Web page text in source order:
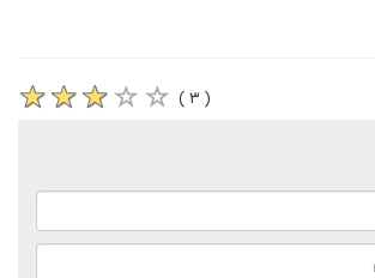
( ۳ )